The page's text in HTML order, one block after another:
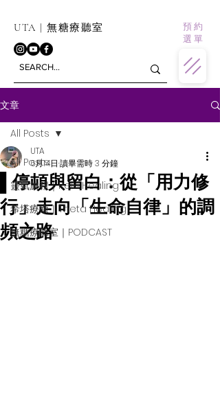
UTA | 無糖療聽室
預 約
選 單
文章
All Posts
靈氣旅程｜Reiki Healing
希塔療癒｜Theta Healing
無糖療聽室｜PODCAST
All Posts
▌停頓與留白：從「用力修
行」走向「生命自律」的調
頻之路
UTA
6月14日 讀畢需時 3 分鐘